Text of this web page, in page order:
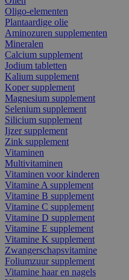
Oligo-elementen
Plantaardige olie
Aminozuren supplementen
Mineralen
Calcium supplement
Jodium tabletten
Kalium supplement
Koper supplement
Magnesium supplement
Selenium supplement
Silicium supplement
Ijzer supplement
Zink supplement
Vitaminen
Multivitaminen
Vitaminen voor kinderen
Vitamine A supplement
Vitamine B supplement
Vitamine C supplement
Vitamine D supplement
Vitamine E supplement
Vitamine K supplement
Zwangerschapsvitamine
Foliumzuur supplement
Vitamine haar en nagels